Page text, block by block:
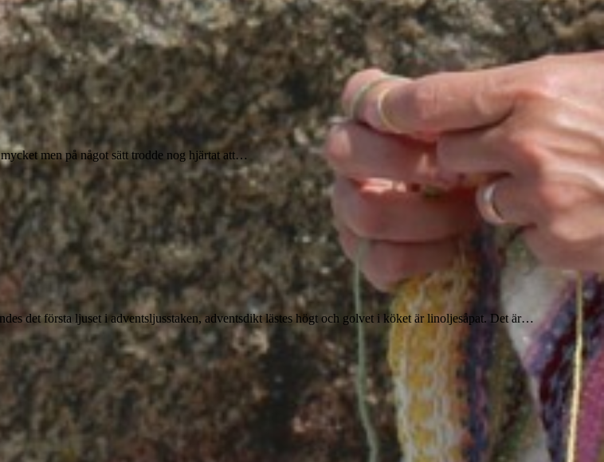
men på något sätt trodde nog hjärtat att…
det första ljuset i adventsljusstaken, adventsdikt lästes högt och golvet i köket är linoljesåpat. Det är…